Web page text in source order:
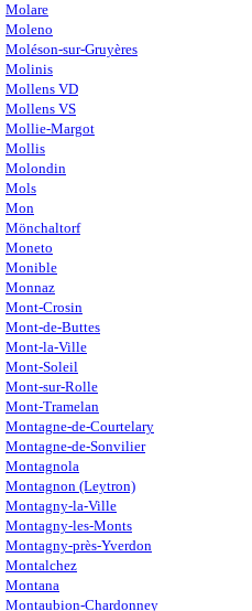
Molare
Moleno
Moléson-sur-Gruyères
Molinis
Mollens VD
Mollens VS
Mollie-Margot
Mollis
Molondin
Mols
Mon
Mönchaltorf
Moneto
Monible
Monnaz
Mont-Crosin
Mont-de-Buttes
Mont-la-Ville
Mont-Soleil
Mont-sur-Rolle
Mont-Tramelan
Montagne-de-Courtelary
Montagne-de-Sonvilier
Montagnola
Montagnon (Leytron)
Montagny-la-Ville
Montagny-les-Monts
Montagny-près-Yverdon
Montalchez
Montana
Montaubion-Chardonney